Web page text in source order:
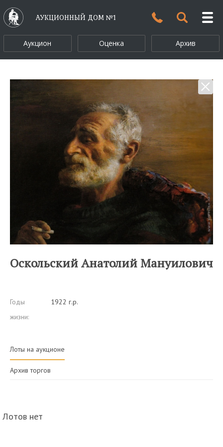
АУКЦИОННЫЙ ДОМ №1
Аукцион Оценка Архив
Оскольский Анатолий Мануилович
Годы
жизни:
1922 г.р.
Лоты на аукционе
Архив торгов
Лотов нет